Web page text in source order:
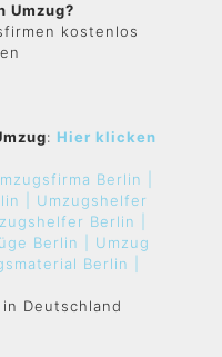
Umzug?
kostenlos
: Hier klicken
Berlin |
| Umzugshelfer
Berlin |
Berlin | Umzug
Berlin |
Deutschland